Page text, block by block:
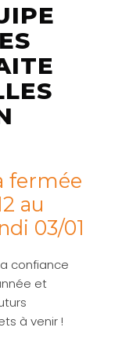
fermée
au
03/01
confiance
et
à venir !